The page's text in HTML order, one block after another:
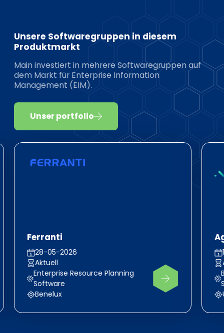
Unsere Softwaregruppen in diesem
Produktmarkt
Main investiert in mehrere Softwaregruppen auf
dem Markt für Enterprise Information
Management (EIM).
Unser portfolio
Ferranti
28-05-2026
Aktuell
Enterprise Resource Planning
Software
Benelux